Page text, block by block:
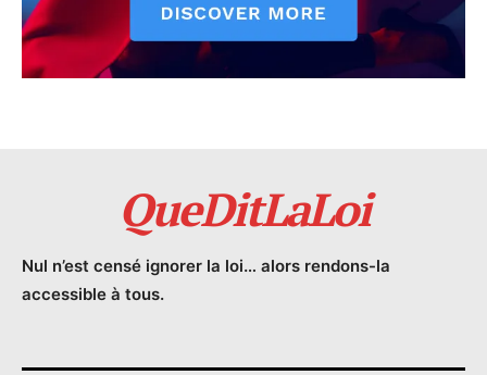
QueDitLaLoi
Nul n’est censé ignorer la loi… alors rendons-la
accessible à tous.